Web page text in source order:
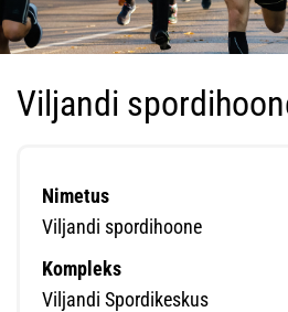
Viljandi
Nimetus
Viljandi spordihoone
Kompleks
Viljandi Spordikeskus